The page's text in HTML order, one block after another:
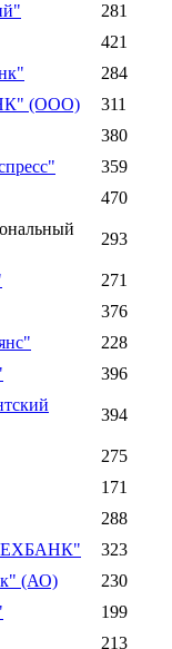
281
421
284
(ООО)
311
380
359
470
293
271
376
228
396
394
275
171
288
323
(АО)
230
199
213